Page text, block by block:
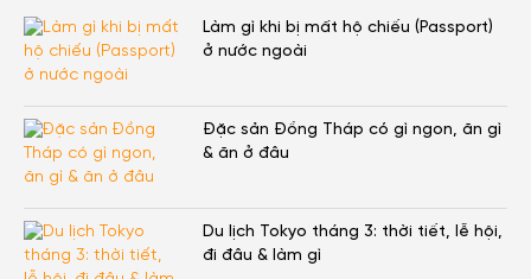
Làm gì khi bị mất hộ chiếu (Passport)
ở nước ngoài
Đặc sản Đồng Tháp có gì ngon, ăn gì
& ăn ở đâu
Du lịch Tokyo tháng 3: thời tiết, lễ hội,
đi đâu & làm gì